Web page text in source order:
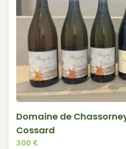
Domaine de
Cossard
300 €